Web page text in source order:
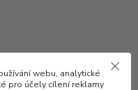
webu, analytické
pro účely cílení reklamy